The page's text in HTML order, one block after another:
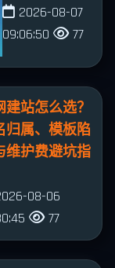
2026-08-07
09:06:50
77
建站怎么选？
归属、模板陷
维护费避坑指
08-06
77